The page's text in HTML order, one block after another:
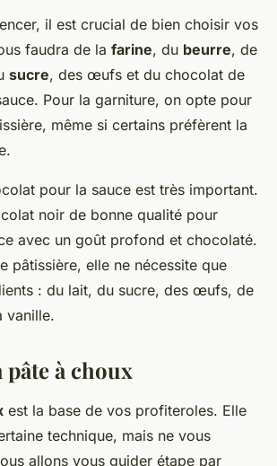
il est crucial de bien choisir vos
faudra de la farine, du beurre, de
sucre, des œufs et du chocolat de
Pour la garniture, on opte pour
même si certains préfèrent la
pour la sauce est très important.
noir de bonne qualité pour
avec un goût profond et chocolaté.
pâtissière, elle ne nécessite que
: du lait, du sucre, des œufs, de
vanille.
à choux
est la base de vos profiteroles. Elle
technique, mais ne vous
allons vous guider étape par